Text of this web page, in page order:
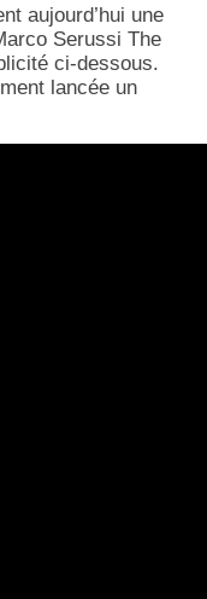
aujourd’hui une
Serussi The
ci-dessous.
lancée un